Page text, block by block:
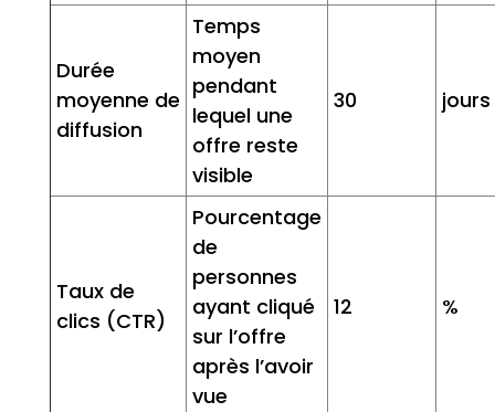
Durée
moyenne de
diffusion
Temps
moyen
pendant
lequel une
offre reste
visible
30 jours
Taux de
clics (CTR)
Pourcentage
de
personnes
ayant cliqué
sur l’offre
après l’avoir
vue
12 %